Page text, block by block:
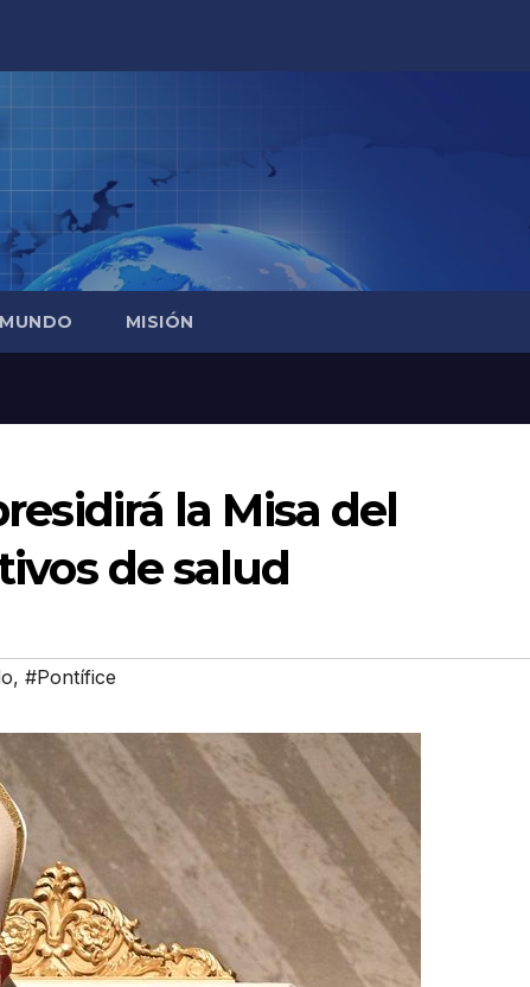
MUNDO MISIÓN
la Misa del
de salud
, #Pontífice